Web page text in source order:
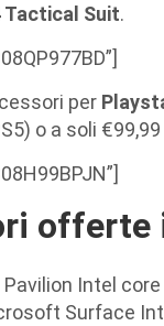
Suit.
per
o a soli €99,99
offerte
Intel
Surface